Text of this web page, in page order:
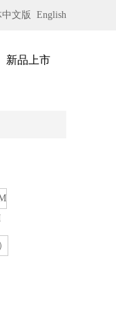
文版 English
新品上市